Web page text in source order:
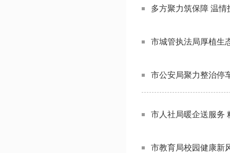
多方聚力筑保障 温情
市城管执法局厚植生
市公安局聚力整治停
市人社局暖企送服务
市教育局校园健康新